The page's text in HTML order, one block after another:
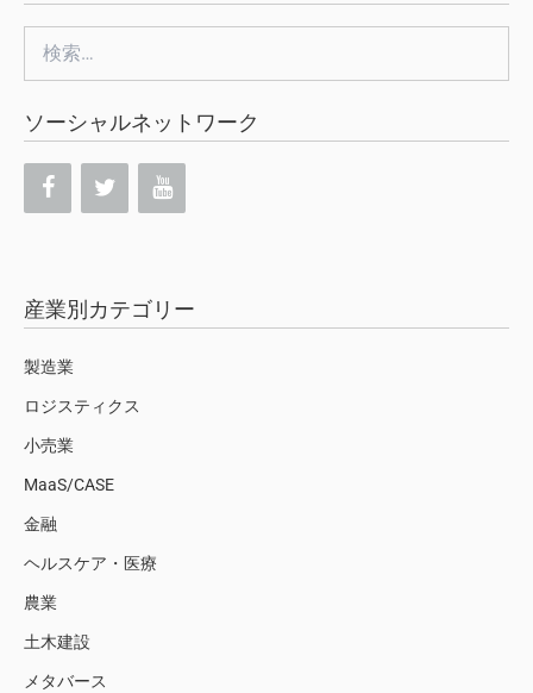
索:
ソーシャルネットワーク
産業別カテゴリー
製造業
ロジスティクス
小売業
MaaS/CASE
金融
ヘルスケア・医療
農業
土木建設
メタバース